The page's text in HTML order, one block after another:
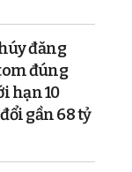
đăng
đúng
hạn 10
gần 68 tỷ